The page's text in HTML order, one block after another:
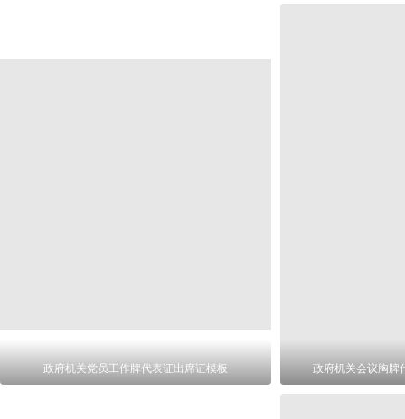
政府机关党员工作牌代表证出席证模板 政府机关会议胸牌